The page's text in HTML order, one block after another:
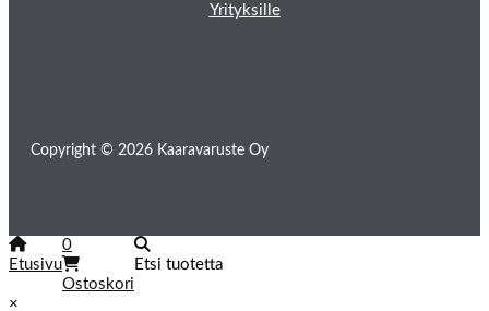
Yrityksille
Copyright © 2026 Kaaravaruste Oy
Etusivu
0
Ostoskori
Etsi tuotetta
×